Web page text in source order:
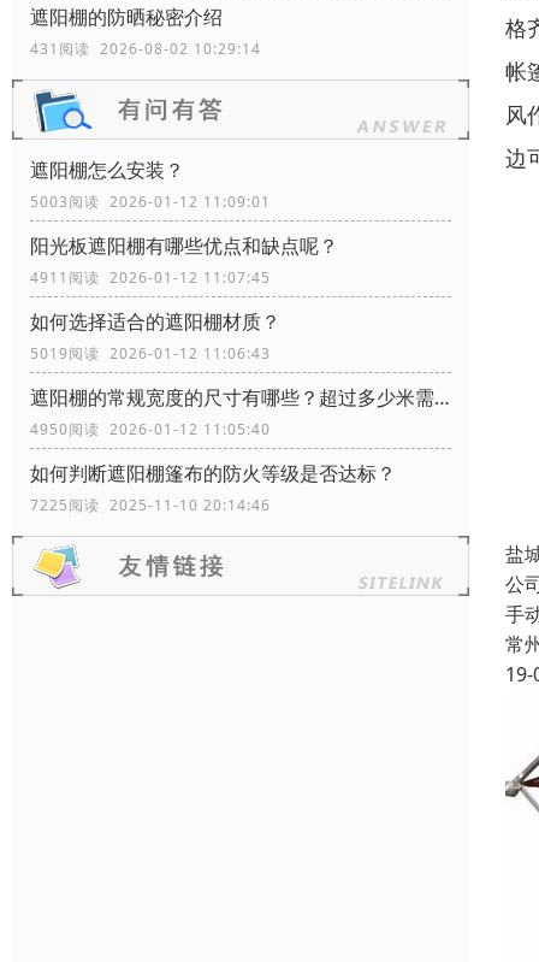
遮阳棚的防晒秘密介绍
431阅读 2026-08-02 10:29:14
遮阳棚怎么安装？
5003阅读 2026-01-12 11:09:01
阳光板遮阳棚有哪些优点和缺点呢？
4911阅读 2026-01-12 11:07:45
如何选择适合的遮阳棚材质？
5019阅读 2026-01-12 11:06:43
遮阳棚的常规宽度的尺寸有哪些？超过多少米需要增加支撑柱？
4950阅读 2026-01-12 11:05:40
如何判断遮阳棚篷布的防火等级是否达标？
7225阅读 2025-11-10 20:14:46
格
帐
风
边
盐
公
手
常
19-